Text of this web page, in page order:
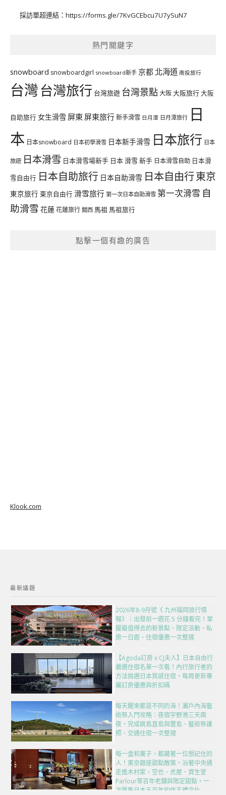
採訪單超連結： https://forms.gle/7KvGCEbcu7U7ySuN7
熱門關鍵字
snowboard snowboardgirl snowboard新手 京都 北海道 南投旅行
台灣台灣旅行 台灣旅遊 台灣景點大阪大阪旅行大阪
自助旅行 女生滑雪 屏東 屏東旅行新手滑雪 日月潭 日月潭旅行 日
本 日本snowboard 日本初學滑雪 日本新手滑雪 日本旅行 日本
旅遊 日本滑雪 日本滑雪場新手 日本 滑雪 新手 日本滑雪自助 日本滑
雪自由行 日本自助旅行 日本自助滑雪 日本自由行東京
東京旅行 東京自由行 滑雪旅行 第一次日本自助滑雪 第一次滑雪 自
助滑雪 花蓮花蓮旅行 關西 馬祖 馬祖旅行
點擊一個有趣的廣告
Klook.com
最新議題
2026年8-9月號《 九州福岡旅行情
報》｜出發前一週花 5 分鐘看完！掌
握最值得去的新景點、限定活動、私
房一日遊、住宿優惠一次整理
【Agoda訂房 x CJ夫人】日本自由行
嚴選住宿名單一次看！內行旅行者的
方法挑選日本質感住宿，每周更新專
屬訂房優惠與折扣碼
每天醒來都是不同的海！瀨戶內海藝
術祭入門攻略：夜宿宇野港三天兩
夜，完成跳島直島與豐島、藝術祭護
照、交通住宿一次整理
每一盒和菓子，都藏著一位想記住的
人！東京銀座甜點散策，沿著中央通
走進木村家、空也、虎屋、資生堂
Parlour等百年老舖與限定甜點，一
次匯集日本五百年的伴手禮文化